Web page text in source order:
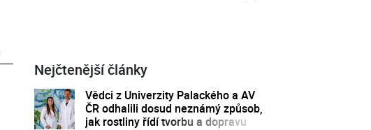
Nejčtenější články
Vědci z Univerzity Palackého a AV
ČR odhalili dosud neznámý způsob,
jak rostliny řídí tvorbu a dopravu